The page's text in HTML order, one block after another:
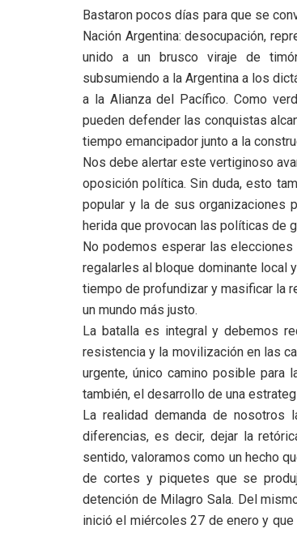
Bastaron pocos días para que se
Nación Argentina: desocupación,
unido a un brusco viraje de
subsumiendo a la Argentina a los
a la Alianza del Pacífico. Como
pueden defender las conquistas
tiempo emancipador junto a la
Nos debe alertar este vertiginoso
oposición política. Sin duda, esto
popular y la de sus organizaciones
herida que provocan las políticas de
No podemos esperar las
regalarles al bloque dominante local
tiempo de profundizar y masificar la
un mundo más justo.
La batalla es integral y debemos
resistencia y la movilización en las
urgente, único camino posible para
también, el desarrollo de una
La realidad demanda de
diferencias, es decir, dejar la
sentido, valoramos como un hecho
de cortes y piquetes que se
detención de Milagro Sala. Del
inició el miércoles 27 de enero y